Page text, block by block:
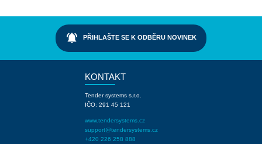
notifications_active PŘIHLAŠTE SE K ODBĚRU NOVINEK
KONTAKT
Tender systems s.r.o.
IČO: 291 45 121
www.tendersystems.cz
support@tendersystems.cz
+420 226 258 888